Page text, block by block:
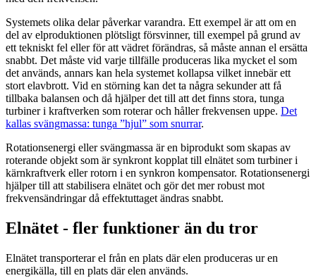
Systemets olika delar påverkar varandra. Ett exempel är att om en
del av elproduktionen plötsligt försvinner, till exempel på grund av
ett tekniskt fel eller för att vädret förändras, så måste annan el ersätta
snabbt. Det måste vid varje tillfälle produceras lika mycket el som
det används, annars kan hela systemet kollapsa vilket innebär ett
stort elavbrott. Vid en störning kan det ta några sekunder att få
tillbaka balansen och då hjälper det till att det finns stora, tunga
turbiner i kraftverken som roterar och håller frekvensen uppe. Det
kallas svängmassa: tunga ”hjul” som snurrar.
Rotationsenergi eller svängmassa är en biprodukt som skapas av
roterande objekt som är synkront kopplat till elnätet som turbiner i
kärnkraftverk eller rotorn i en synkron kompensator. Rotationsenergi
hjälper till att stabilisera elnätet och gör det mer robust mot
frekvensändringar då effektuttaget ändras snabbt.
Elnätet - fler funktioner än du tror
Elnätet transporterar el från en plats där elen produceras ur en
energikälla, till en plats där elen används.